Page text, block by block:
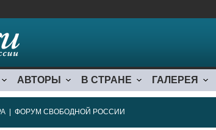
АВТОРЫ В СТРАНЕ ГАЛЕРЕЯ
ФОРУМ СВОБОДНОЙ РОССИИ